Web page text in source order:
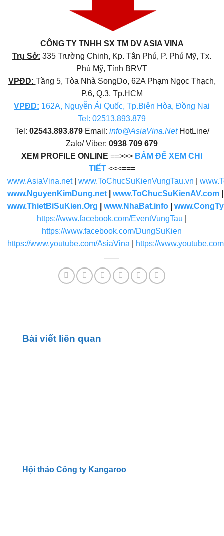
CÔNG TY TNHH SX TM DV ASIA VINA
Trụ Sở: 335 Trường Chinh, Kp. Tân Phú, P. Phú Mỹ, Tx.
Phú Mỹ, Tỉnh BRVT
VPĐD: Tầng 5, Tòa Nhà SongDo, 62A Phạm Ngọc Thạch,
P.6, Q.3, Tp.HCM
VPĐD: 162A, Nguyễn Ái Quốc, Tp.Biên Hòa, Đồng Nai
Tel: 02513.893.879
Tel: 02543.893.879Email: info@AsiaVina.NetHotLine/
Zalo/ Viber: 0938 709 679
XEM PROFILE ONLINE ==>>> BẤM ĐỂ XEM CHI
TIẾT <<<===
www.AsiaVina.net| www.ToChucSuKienVungTau.vn
www.NguyenKimDung.net
www.ToChucSuKienAV.com
www.ThietBiSuKien.Org
www.NhaBat.info
https://www.facebook.com/EventVungTau
https://www.facebook.com/DungSuKien
https://www.youtube.com/AsiaVina
https://
Bài viết liên quan
Hội thảo Công ty Kangaroo